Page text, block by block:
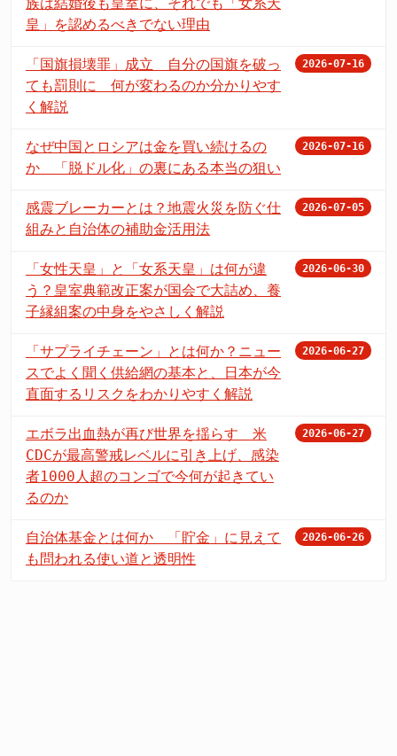
族は結婚後も皇室に、それでも「女系天
皇」を認めるべきでない理由
「国旗損壊罪」成立 自分の国旗を破っ
ても罰則に 何が変わるのか分かりやす
く解説
2026-07-16
なぜ中国とロシアは金を買い続けるの
か 「脱ドル化」の裏にある本当の狙い
2026-07-16
感震ブレーカーとは？地震火災を防ぐ仕
組みと自治体の補助金活用法
2026-07-05
「女性天皇」と「女系天皇」は何が違
う？皇室典範改正案が国会で大詰め、養
子縁組案の中身をやさしく解説
2026-06-30
「サプライチェーン」とは何か？ニュー
スでよく聞く供給網の基本と、日本が今
直面するリスクをわかりやすく解説
2026-06-27
エボラ出血熱が再び世界を揺らす 米
CDCが最高警戒レベルに引き上げ、感染
者1000人超のコンゴで今何が起きてい
るのか
2026-06-27
自治体基金とは何か 「貯金」に見えて
も問われる使い道と透明性
2026-06-26